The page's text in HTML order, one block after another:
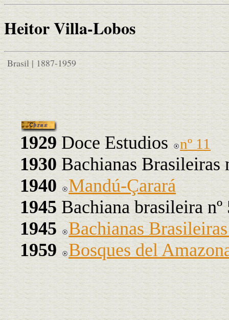
Heitor Villa-Lobos
Brasil | 1887-1959
1929 Doce Estudios nº 11
1930 Bachianas Brasileiras
1940
Mandú-Çarará
1945 Bachiana brasileira nº
1945
Bachianas
1959
Bosques del